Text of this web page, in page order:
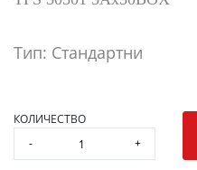
Тип: Стандартни
КОЛИЧЕСТВО
-
+